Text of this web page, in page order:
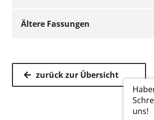
uns!
die
Vergütung
Ältere Fassungen
AMTLICHE
VERTRÄGE
die
Vergütung
zurück zur Übersicht